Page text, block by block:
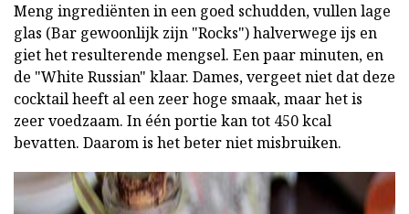
Meng ingrediënten in een goed schudden, vullen lage
glas (Bar gewoonlijk zijn "Rocks") halverwege ijs en
giet het resulterende mengsel. Een paar minuten, en
de "White Russian" klaar. Dames, vergeet niet dat deze
cocktail heeft al een zeer hoge smaak, maar het is
zeer voedzaam. In één portie kan tot 450 kcal
bevatten. Daarom is het beter niet misbruiken.